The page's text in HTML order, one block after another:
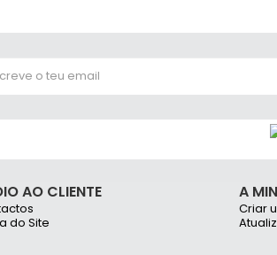
Edição
1+1un Especial Azul 1mm Dourado
=